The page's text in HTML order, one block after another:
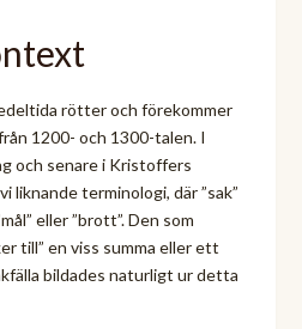
rötter och förekommer
1200- och 1300-talen. I
och senare i Kristoffers
liknande terminologi, där ”sak”
eller ”brott”. Den som
till” en viss summa eller ett
bildades naturligt ur detta